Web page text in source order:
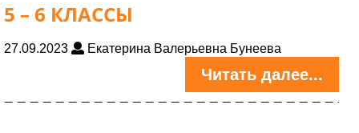
5 – 6 КЛАССЫ
27.09.2023 Екатерина Валерьевна Бунеева
Читать далее...